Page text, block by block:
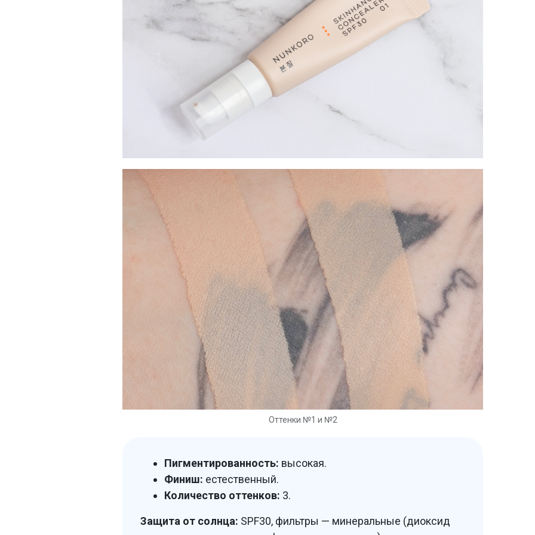
Оттенки №1 и №2
Пигментированность: высокая.
Финиш: естественный.
Количество оттенков: 3.
Защита от солнца: SPF30, фильтры — минеральные (диоксид